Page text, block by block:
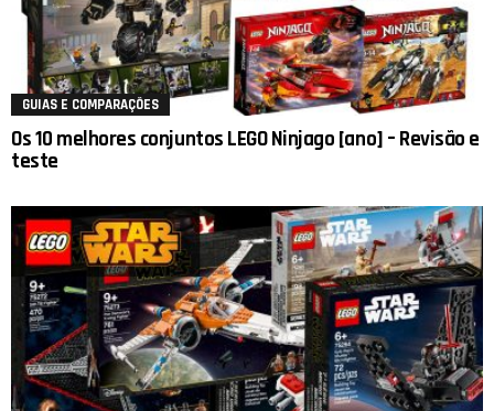
GUIAS E COMPARAÇÕES
Os 10 melhores conjuntos LEGO Ninjago [ano] – Revisão e
teste